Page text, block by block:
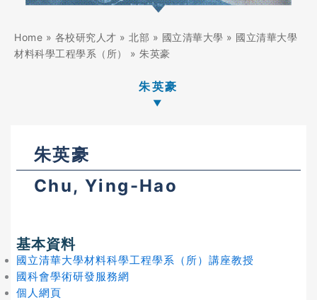
Home » 各校研究人才 » 北部 » 國立清華大學 » 國立清華大學
材料科學工程學系（所）
» 朱英豪
朱英豪
朱英豪
Chu, Ying-Hao
基本資料
國立清華大學材料科學工程學系（所）講座教授
國科會學術研發服務網
個人網頁